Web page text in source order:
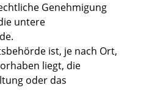
Genehmigung
untere
ist, je nach Ort,
liegt, die
oder das